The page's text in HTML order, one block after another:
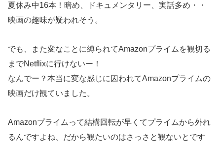
夏休み中16本！暗め、ドキュメンタリー、実話多め・・
映画の趣味が疑われそう。
でも、また変なことに縛られてAmazonプライムを観切る
までNetflixに行けないー！
なんでー？本当に変な感じに囚われてAmazonプライムの
映画だけ観ていました。
Amazonプライムって結構回転が早くてプライムから外れ
るんですよね、だから観たいのはさっさと観ないとです